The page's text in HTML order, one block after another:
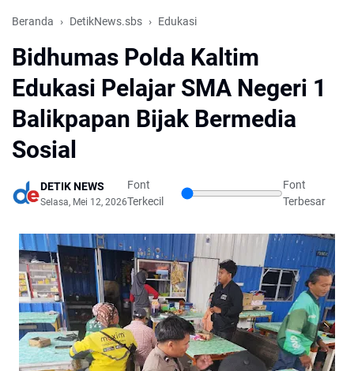
Beranda DetikNews.sbs Edukasi
Bidhumas Polda Kaltim
Edukasi Pelajar SMA Negeri 1
Balikpapan Bijak Bermedia
Sosial
DETIK NEWS
Selasa, Mei 12, 2026
Font
Terkecil
Font
Terbesar